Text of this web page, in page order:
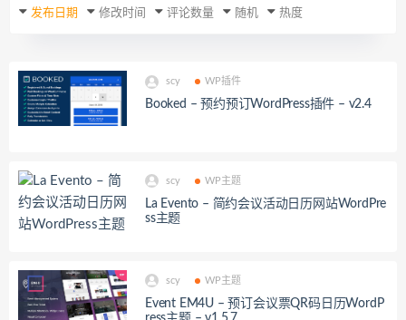
发布日期 修改时间 评论数量 随机 热度
scy WP插件
Booked – 预约预订WordPress插件 – v2.4
scy WP主题
La Evento – 简约会议活动日历网站WordPre
ss主题
scy WP主题
Event EM4U – 预订会议票QR码日历WordP